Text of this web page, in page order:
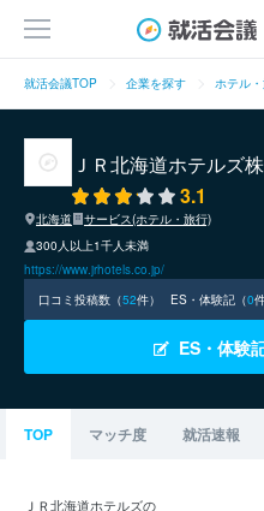
就活会議TOP 企業を探す ホテル
ＪＲ北海道ホテルズ
3.1
北海道
サービス(ホテル・旅行)
300人以上1千人未満
https://www.jrhotels.co.jp/
口コミ投稿数（52件） ES・体験記（0
ES・体験
TOP マッチ度 就活速報
ＪＲ北海道ホテルズの